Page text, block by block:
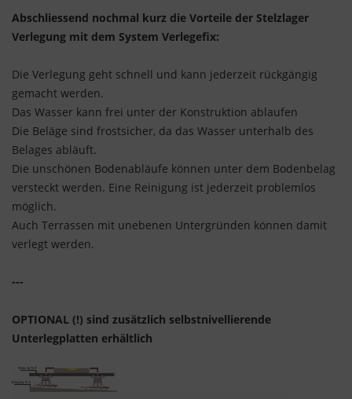
Abschliessend nochmal kurz die Vorteile der Stelzlager
Verlegung mit dem System Verlegefix:
Die Verlegung geht schnell und kann jederzeit rückgängig
gemacht werden.
Das Wasser kann frei unter der Konstruktion ablaufen
Die Beläge sind frostsicher, da das Wasser unterhalb des
Belages abläuft.
Die unschönen Bodenabläufe können unter dem Bodenbelag
versteckt werden. Eine Reinigung ist jederzeit problemlos
möglich.
Auch Terrassen mit unebenen Untergründen können damit
verlegt werden.
---
OPTIONAL (!) sind zusätzlich selbstnivellierende
Unterlegplatten erhältlich